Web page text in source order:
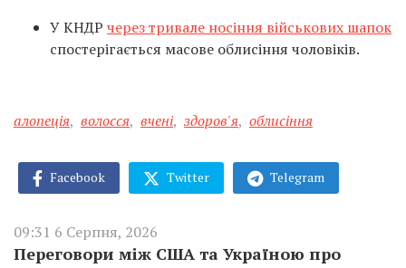
У КНДР через тривале носіння військових шапок
спостерігається масове облисіння чоловіків.
алопеція, волосся, вчені, здоров'я, облисіння
Facebook Twitter Telegram
09:31 6 Серпня, 2026
Переговори між США та Україною про